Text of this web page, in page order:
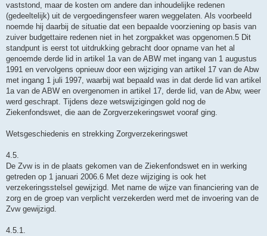
vaststond, maar de kosten om andere dan inhoudelijke redenen
(gedeeltelijk) uit de vergoedingensfeer waren weggelaten. Als voorbeeld
noemde hij daarbij de situatie dat een bepaalde voorziening op basis van
zuiver budgettaire redenen niet in het zorgpakket was opgenomen.5 Dit
standpunt is eerst tot uitdrukking gebracht door opname van het al
genoemde derde lid in artikel 1a van de ABW met ingang van 1 augustus
1991 en vervolgens opnieuw door een wijziging van artikel 17 van de Abw
met ingang 1 juli 1997, waarbij wat bepaald was in dat derde lid van artikel
1a van de ABW en overgenomen in artikel 17, derde lid, van de Abw, weer
werd geschrapt. Tijdens deze wetswijzigingen gold nog de
Ziekenfondswet, die aan de Zorgverzekeringswet vooraf ging.
Wetsgeschiedenis en strekking Zorgverzekeringswet
4.5.
De Zvw is in de plaats gekomen van de Ziekenfondswet en in werking
getreden op 1 januari 2006.6 Met deze wijziging is ook het
verzekeringsstelsel gewijzigd. Met name de wijze van financiering van de
zorg en de groep van verplicht verzekerden werd met de invoering van de
Zvw gewijzigd.
4.5.1.